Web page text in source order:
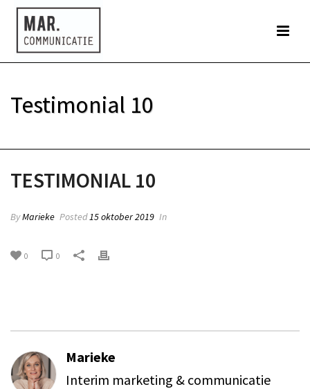
Testimonial 10
TESTIMONIAL 10
ByMarieke Posted15 oktober 2019 In
0 0
Marieke
Interim marketing & communicatie